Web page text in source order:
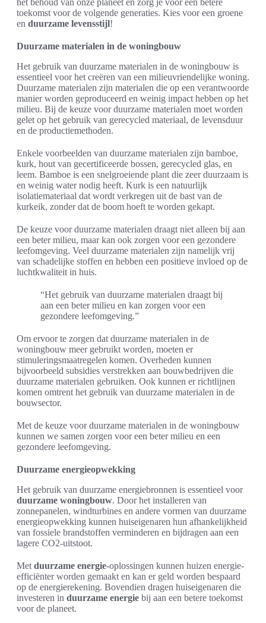
het behoud van onze planeet en zorg je voor een betere
toekomst voor de volgende generaties. Kies voor een groene
en duurzame levensstijl!
Duurzame materialen in de woningbouw
Het gebruik van duurzame materialen in de woningbouw is
essentieel voor het creëren van een milieuvriendelijke woning.
Duurzame materialen zijn materialen die op een verantwoorde
manier worden geproduceerd en weinig impact hebben op het
milieu. Bij de keuze voor duurzame materialen moet worden
gelet op het gebruik van gerecycled materiaal, de levensduur
en de productiemethoden.
Enkele voorbeelden van duurzame materialen zijn bamboe,
kurk, hout van gecertificeerde bossen, gerecycled glas, en
leem. Bamboe is een snelgroeiende plant die zeer duurzaam is
en weinig water nodig heeft. Kurk is een natuurlijk
isolatiemateriaal dat wordt verkregen uit de bast van de
kurkeik, zonder dat de boom hoeft te worden gekapt.
De keuze voor duurzame materialen draagt niet alleen bij aan
een beter milieu, maar kan ook zorgen voor een gezondere
leefomgeving. Veel duurzame materialen zijn namelijk vrij
van schadelijke stoffen en hebben een positieve invloed op de
luchtkwaliteit in huis.
“Het gebruik van duurzame materialen draagt bij
aan een beter milieu en kan zorgen voor een
gezondere leefomgeving.”
Om ervoor te zorgen dat duurzame materialen in de
woningbouw meer gebruikt worden, moeten er
stimuleringsmaatregelen komen. Overheden kunnen
bijvoorbeeld subsidies verstrekken aan bouwbedrijven die
duurzame materialen gebruiken. Ook kunnen er richtlijnen
komen omtrent het gebruik van duurzame materialen in de
bouwsector.
Met de keuze voor duurzame materialen in de woningbouw
kunnen we samen zorgen voor een beter milieu en een
gezondere leefomgeving.
Duurzame energieopwekking
Het gebruik van duurzame energiebronnen is essentieel voor
duurzame woningbouw. Door het installeren van
zonnepanelen, windturbines en andere vormen van duurzame
energieopwekking kunnen huiseigenaren hun afhankelijkheid
van fossiele brandstoffen verminderen en bijdragen aan een
lagere CO2-uitstoot.
Met duurzame energie-oplossingen kunnen huizen energie-
efficiënter worden gemaakt en kan er geld worden bespaard
op de energierekening. Bovendien dragen huiseigenaren die
investeren in duurzame energie bij aan een betere toekomst
voor de planeet.